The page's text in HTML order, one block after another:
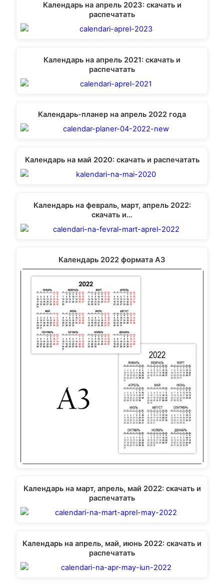
Календарь на апрель 2023: скачать и
распечатать
Календарь на апрель 2021: скачать и
распечатать
Календарь-планер на апрель 2022 года
Календарь на май 2020: скачать и распечатать
Календарь на февраль, март, апрель 2022:
скачать и…
Календарь 2022 формата А3
Календарь на март, апрель, май 2022: скачать и
распечатать
Календарь на апрель, май, июнь 2022: скачать и
распечатать